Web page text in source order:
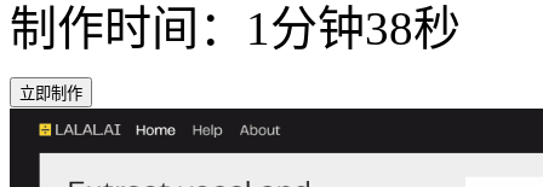
制作时间：1分钟38秒
立即制作